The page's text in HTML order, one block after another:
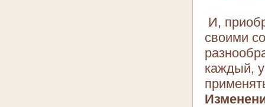
И,
своими
каждый,